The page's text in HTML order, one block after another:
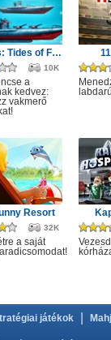
Pirates: Tides of Fortune
10K
a
kedvez:
vakmerő
Resort
32K
a saját
játékok